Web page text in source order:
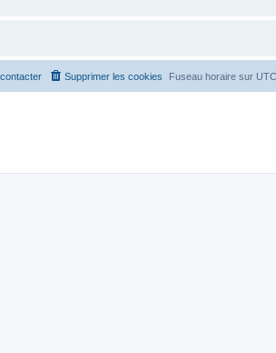
Fuseau horaire sur
Supprimer les cookies